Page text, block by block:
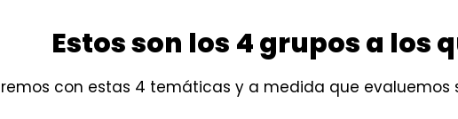
Estos son los 4 grupos a los
con estas 4 temáticas y a medida que evaluemos